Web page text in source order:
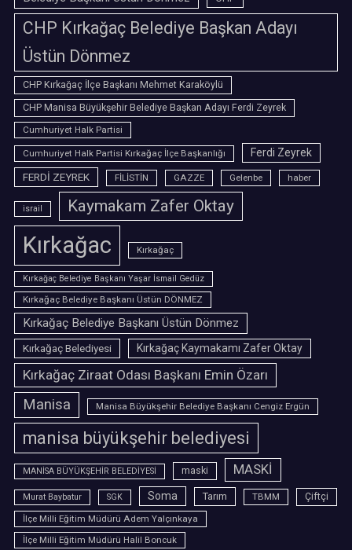
CHP Kırkağaç Belediye Başkan Adayı
Üstün Dönmez
CHP Kırkağaç İlçe Başkanı Mehmet Karaköylü
CHP Manisa Büyükşehir Belediye Başkan Adayı Ferdi Zeyrek
Cumhuriyet Halk Partisi
Cumhuriyet Halk Partisi Kırkağaç İlçe Başkanlığı
Ferdi Zeyrek
FERDİ ZEYREK
FİLİSTİN GAZZE Gelenbe haber
israil Kaymakam Zafer Oktay
Kırkağac Kırkağaç
Kırkağaç Belediye Başkanı Yaşar İsmail Gedüz
Kırkağaç Belediye Başkanı Üstün DÖNMEZ
Kırkağaç Belediye Başkanı Üstün Dönmez
Kırkağaç Belediyesi Kırkağaç Kaymakamı Zafer Oktay
Kırkağaç Ziraat Odası Başkanı Emin Özarı
Manisa Manisa Büyükşehir Belediye Başkanı Cengiz Ergün
manisa büyükşehir belediyesi
MANİSA BÜYÜKŞEHİR BELEDİYESİ maski MASKİ
Murat Baybatur SGK Soma Tarım TBMM
Çiftçi
İlçe Milli Eğitim Müdürü Adem Yalçınkaya
İlçe Milli Eğitim Müdürü Halil Boncuk